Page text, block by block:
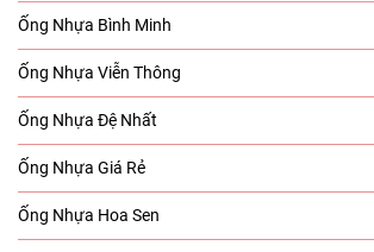
Ống Nhựa Bình Minh
Ống Nhựa Viễn Thông
Ống Nhựa Đệ Nhất
Ống Nhựa Giá Rẻ
Ống Nhựa Hoa Sen